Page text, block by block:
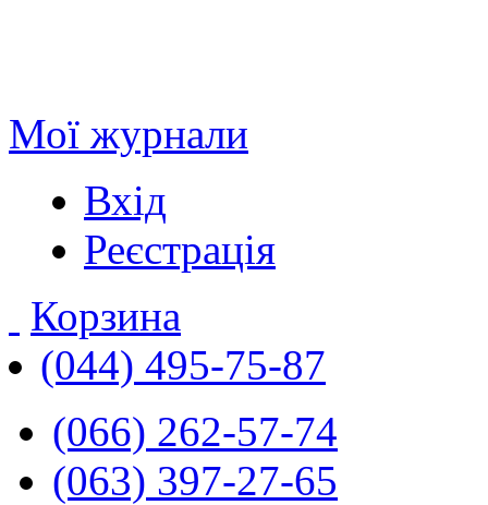
Мої журнали
Вхід
Реєстрація
Корзина
(044) 495-75-87
(066) 262-57-74
(063) 397-27-65